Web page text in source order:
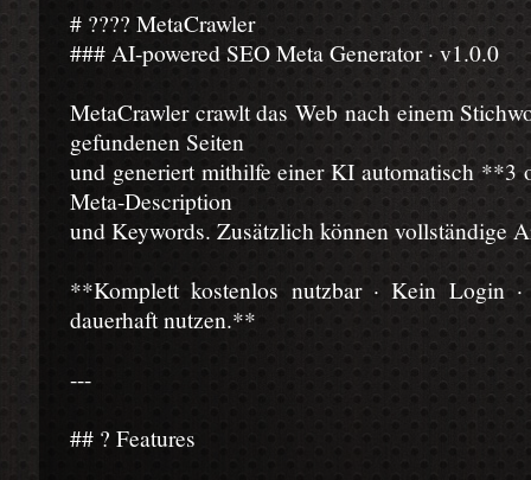
# ???? MetaCrawler
### AI-powered SEO Meta Generator · v1.0.0
MetaCrawler crawlt das Web nach einem
gefundenen Seiten
und generiert mithilfe einer KI automatisch
Meta-Description
und Keywords. Zusätzlich können vollständige
**Komplett kostenlos nutzbar · Kein Login
dauerhaft nutzen.**
---
## ? Features